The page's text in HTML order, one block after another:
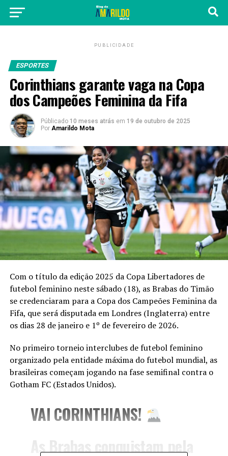
PUBLICIDADE
ESPORTES
Corinthians garante vaga na Copa
dos Campeões Feminina da Fifa
Públicado 10 meses atrás em 19 de outubro de 2025
Por Amarildo Mota
Com o título da edição 2025 da Copa Libertadores de
futebol feminino neste sábado (18), as Brabas do Timão
se credenciaram para a Copa dos Campeões Feminina da
Fifa, que será disputada em Londres (Inglaterra) entre
os dias 28 de janeiro e 1º de fevereiro de 2026.
No primeiro torneio interclubes de futebol feminino
organizado pela entidade máxima do futebol mundial, as
brasileiras começam jogando na fase semifinal contra o
Gotham FC (Estados Unidos).
VAI CORINTHIANS!
As Brabas conquistam pela